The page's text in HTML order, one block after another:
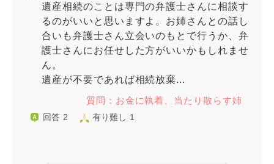
遺産相続のことは専門の弁護士さんに相談す
るのがいいと思いますよ。お姉さんとの話し
合いも弁護士さん立会いのもとで行うか、弁
護士さんにお任せした方がいいかもしれませ
ん。
遺産が不要であれば相続放棄...
質問：お金に執着、当たり散らす姉
回答 2 有り難し 1